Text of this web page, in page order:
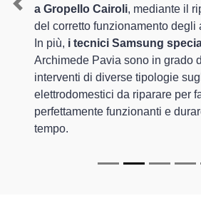
a Gropello Cairoli, mediante il
del corretto funzionamento degli
In più, i tecnici Samsung
Archimede Pavia sono in grado
interventi di diverse tipologie
elettrodomestici da riparare per
perfettamente funzionanti e
tempo.
Previous